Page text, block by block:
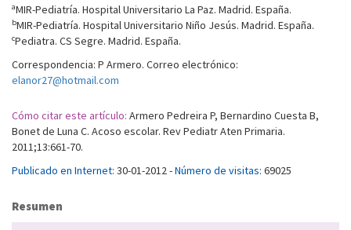
aMIR-Pediatría. Hospital Universitario La Paz. Madrid. España.
bMIR-Pediatría. Hospital Universitario Niño Jesús. Madrid. España.
cPediatra. CS Segre. Madrid. España.
Correspondencia: P Armero. Correo electrónico:
elanor27@hotmail.com
Cómo citar este artículo: Armero Pedreira P, Bernardino Cuesta B,
Bonet de Luna C. Acoso escolar. Rev Pediatr Aten Primaria.
2011;13:661-70.
Publicado en Internet: 30-01-2012 -Número de visitas: 69025
Resumen